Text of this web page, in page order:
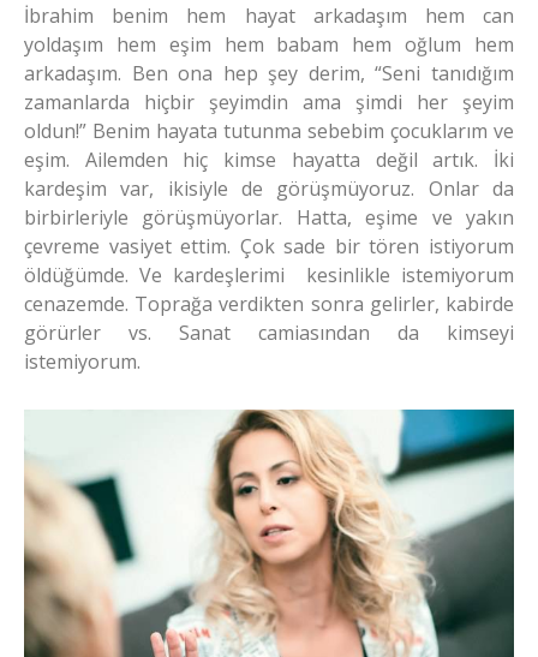
İbrahim benim hem hayat arkadaşım hem can
yoldaşım hem eşim hem babam hem oğlum hem
arkadaşım. Ben ona hep şey derim, “Seni tanıdığım
zamanlarda hiçbir şeyimdin ama şimdi her şeyim
oldun!” Benim hayata tutunma sebebim çocuklarım ve
eşim. Ailemden hiç kimse hayatta değil artık. İki
kardeşim var, ikisiyle de görüşmüyoruz. Onlar da
birbirleriyle görüşmüyorlar. Hatta, eşime ve yakın
çevreme vasiyet ettim. Çok sade bir tören istiyorum
öldüğümde. Ve kardeşlerimi kesinlikle istemiyorum
cenazemde. Toprağa verdikten sonra gelirler, kabirde
görürler vs. Sanat camiasından da kimseyi
istemiyorum.